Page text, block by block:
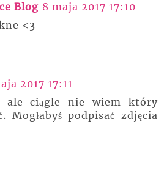
Blog 8 maja 2017 17:10
<3
2017 17:11
ale ciągle nie wiem który
Mogłabyś podpisać zdjęcia